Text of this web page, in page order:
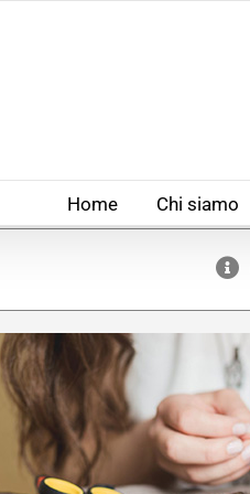
Home Chi siamo